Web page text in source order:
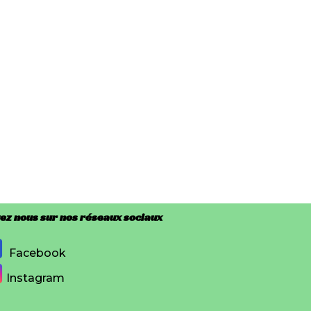
nous sur nos réseaux sociaux
Facebook
Instagram